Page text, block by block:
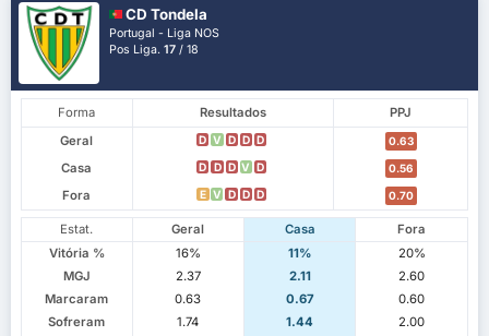
CD Tondela
Portugal - Liga NOS
Pos Liga.17 / 18
Forma Resultados
PPJ
Geral
D V D D D 0.63
Casa D D D V D 0.56
Fora E V D D D 0.70
Estat. Geral Casa
Fora
Vitória %
16% 11%
20%
MGJ
2.37 2.11
2.60
Marcaram
0.63 0.67
0.60
Sofreram
1.74 1.44
2.00